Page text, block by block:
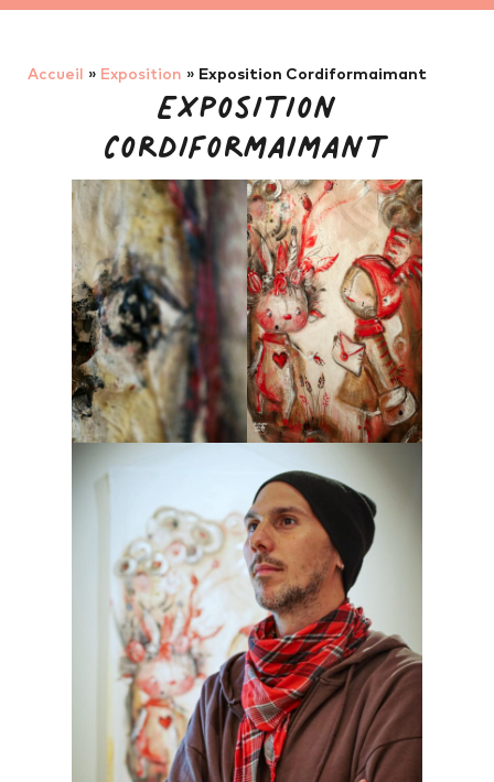
Accueil » Exposition » Exposition Cordiformaimant
Exposition
Cordiformaimant